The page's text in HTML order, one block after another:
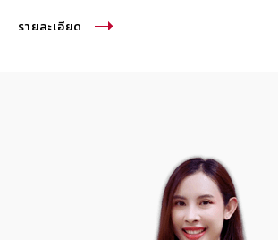
รายละเอียด